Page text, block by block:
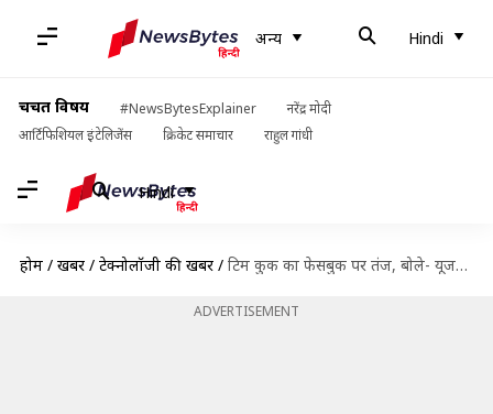
अन्य Hindi
चर्चित विषय #NewsBytesExplainer
नरेंद्र मोदी
आर्टिफिशियल इंटेलिजेंस
क्रिकेट समाचार राहुल गांधी
Hindi
होम / खबरें / टेक्नोलॉजी की खबरें / टिम कुक का फेसबुक पर तंज, बोले- यूजर्स को ट्रैक करने से पहले परमिशन तो ले
ADVERTISEMENT